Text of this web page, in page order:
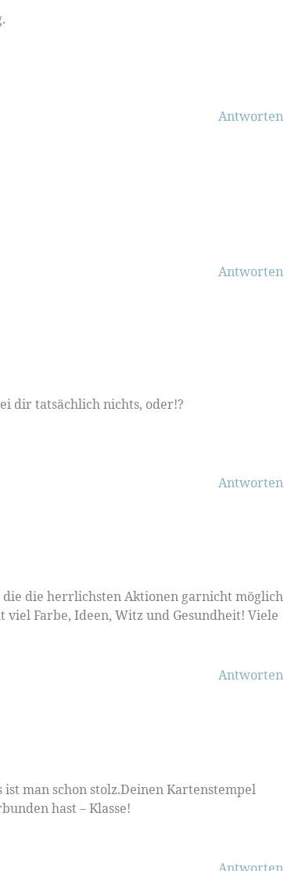
Antworten
Antworten
dir tatsächlich nichts, oder!?
Antworten
die herrlichsten Aktionen garnicht möglich
Farbe, Ideen, Witz und Gesundheit! Viele
Antworten
man schon stolz.Deinen Kartenstempel
hast – Klasse!
Antworten